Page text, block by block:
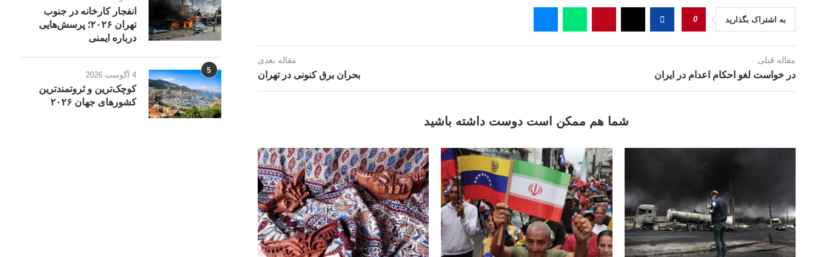
به اشتراک بگذارید 0
مقاله قبلی
در خواست لغو احكام اعدام در ايران
مقاله بعدی
بحران برق کنونی در تهران
شما هم ممکن است دوست داشته باشید
انفجار کارخانه در جنوب
تهران ۲۰۲۶؛ پرسش‌هایی
درباره ایمنی
5 4 آگوست 2026
کوچک‌ترین و ثروتمندترین
کشورهای جهان ۲۰۲۶